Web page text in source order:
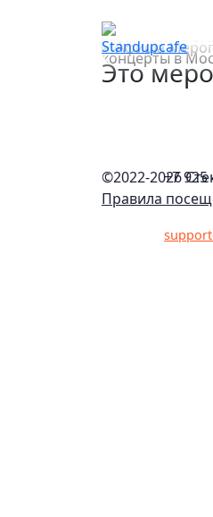
Atomic
Это
+7 925
©2022-2026
Правила